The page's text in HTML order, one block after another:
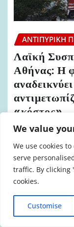
We value
We use cookies
serve
traffic. By clicking
cookies.
Customise
ΑΝΤΙΠΥΡΙΚΉ
Λαϊκή
Αθήνας: Η
«κόστος»
admin